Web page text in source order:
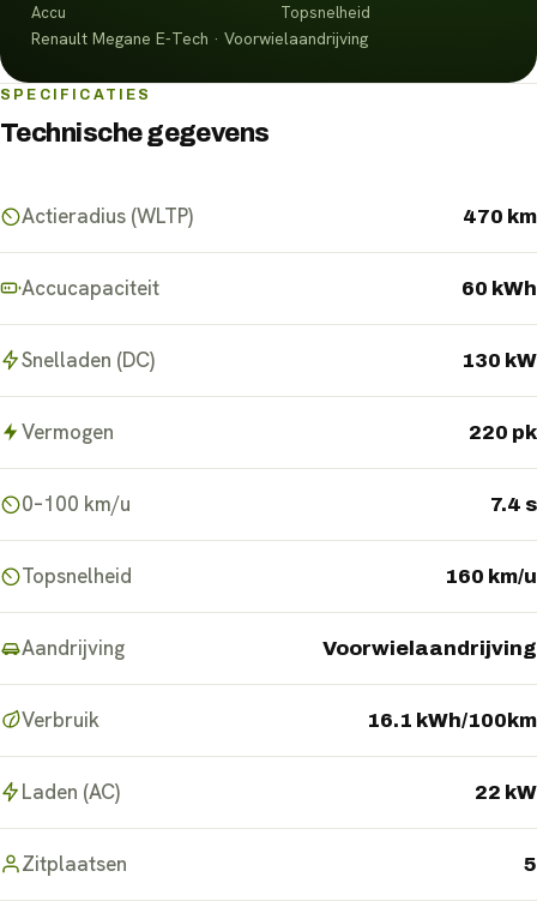
Accu Topsnelheid
Renault Megane E-Tech · Voorwielaandrijving
SPECIFICATIES
Technische gegevens
Actieradius (WLTP) 470 km
Accucapaciteit 60 kWh
Snelladen (DC) 130 kW
Vermogen 220 pk
0–100 km/u 7.4 s
Topsnelheid 160 km/u
Aandrijving Voorwielaandrijving
Verbruik 16.1 kWh/100km
Laden (AC) 22 kW
Zitplaatsen 5